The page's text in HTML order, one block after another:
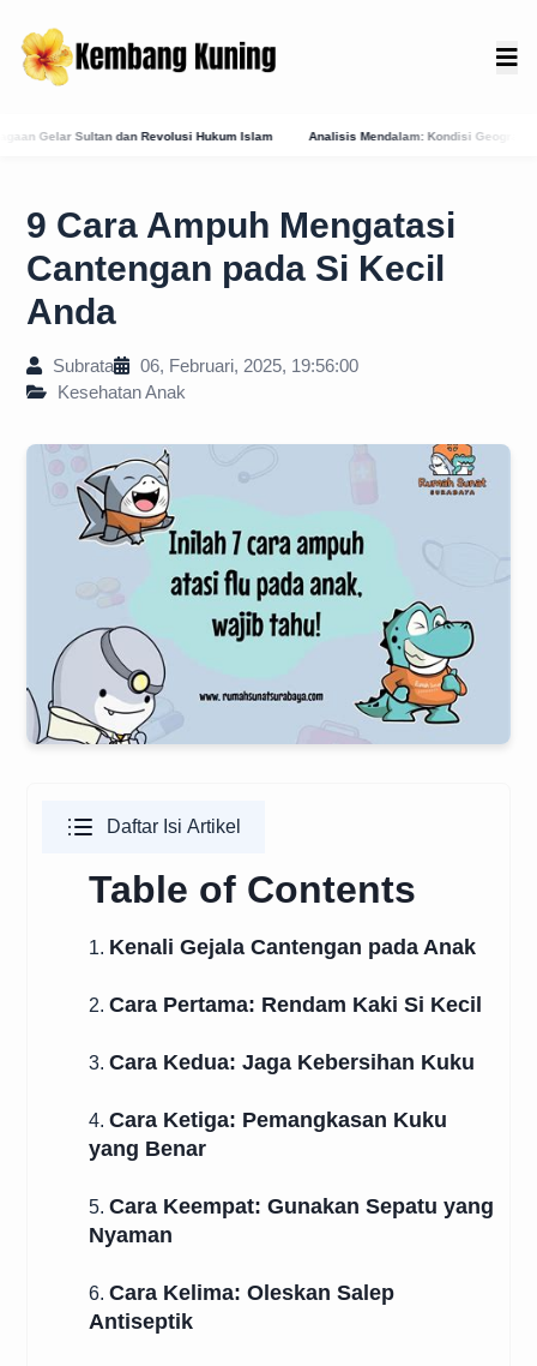
Hukum Islam Analisis Mendalam: Kondisi Geografis Bali Barat Daya Sebagai
9 Cara Ampuh Mengatasi
Cantengan pada Si Kecil
Anda
Subrata
06, Februari, 2025, 19:56:00
Kesehatan Anak
Daftar Isi Artikel
Table of Contents
1. Kenali Gejala Cantengan pada Anak
2. Cara Pertama: Rendam Kaki Si Kecil
3. Cara Kedua: Jaga Kebersihan Kuku
4. Cara Ketiga: Pemangkasan Kuku
yang Benar
5. Cara Keempat: Gunakan Sepatu yang
Nyaman
6. Cara Kelima: Oleskan Salep
Antiseptik